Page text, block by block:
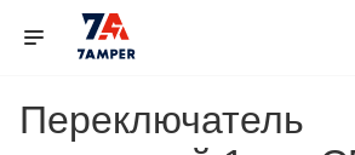
Переключатель